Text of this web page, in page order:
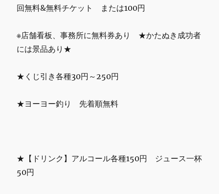
回無料&無料チケット または100円
※店舗看板、事務所に無料券あり ★かたぬき成功者
には景品あり★
★くじ引き各種30円～250円
★ヨーヨー釣り 先着順無料
★【ドリンク】アルコール各種150円 ジュース一杯
50円